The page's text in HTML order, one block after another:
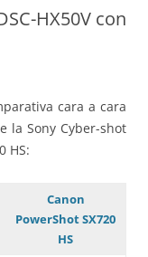
HX50V con
cara a cara
la Sony Cyber-shot
HS:
Canon
PowerShot SX720
HS